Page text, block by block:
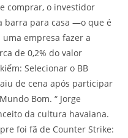
comprar, o investidor
barra para casa —o que é
empresa fazer a
de 0,2% do valor
Selecionar o BB
de cena após participar
Bom. “ Jorge
da cultura havaiana.
foi fã de Counter Strike: